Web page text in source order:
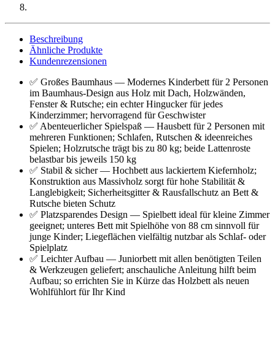
Beschreibung
Ähnliche Produkte
Kundenrezensionen
✅ Großes Baumhaus — Modernes Kinderbett für 2 Personen
im Baumhaus-Design aus Holz mit Dach, Holzwänden,
Fenster & Rutsche; ein echter Hingucker für jedes
Kinderzimmer; hervorragend für Geschwister
✅ Abenteuerlicher Spielspaß — Hausbett für 2 Personen mit
mehreren Funktionen; Schlafen, Rutschen & ideenreiches
Spielen; Holzrutsche trägt bis zu 80 kg; beide Lattenroste
belastbar bis jeweils 150 kg
✅ Stabil & sicher — Hochbett aus lackiertem Kiefernholz;
Konstruktion aus Massivholz sorgt für hohe Stabilität &
Langlebigkeit; Sicherheitsgitter & Rausfallschutz an Bett &
Rutsche bieten Schutz
✅ Platzsparendes Design — Spielbett ideal für kleine Zimmer
geeignet; unteres Bett mit Spielhöhe von 88 cm sinnvoll für
junge Kinder; Liegeflächen vielfältig nutzbar als Schlaf- oder
Spielplatz
✅ Leichter Aufbau — Juniorbett mit allen benötigten Teilen
& Werkzeugen geliefert; anschauliche Anleitung hilft beim
Aufbau; so errichten Sie in Kürze das Holzbett als neuen
Wohlfühlort für Ihr Kind